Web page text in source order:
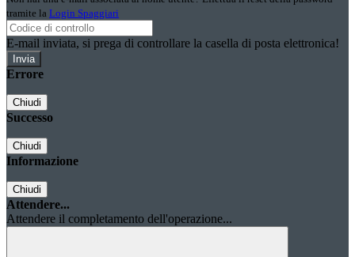
tramite la Login Spaggiari
E-mail inviata, si prega di controllare la casella di posta elettronica!
Errore
Chiudi
Successo
Chiudi
Informazione
Chiudi
Attendere...
Attendere il completamento dell'operazione...